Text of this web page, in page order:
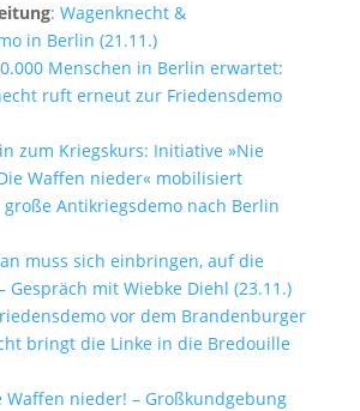
: Wagenknecht &
in Berlin (21.11.)
Menschen in Berlin erwartet:
ruft erneut zur Friedensdemo
zum Kriegskurs: Initiative »Nie
Waffen nieder« mobilisiert
Antikriegsdemo nach Berlin
muss sich einbringen, auf die
Gespräch mit Wiebke Diehl (23.11.)
vor dem Brandenburger
bringt die Linke in die Bredouille
Waffen nieder! – Großkundgebung